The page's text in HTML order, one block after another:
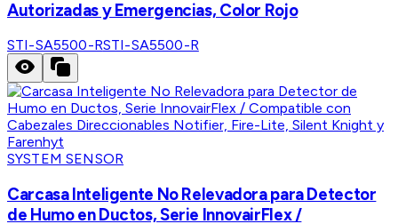
Autorizadas y Emergencias, Color Rojo
STI-SA5500-RSTI-SA5500-R
SYSTEM SENSOR
Carcasa Inteligente No Relevadora para Detector
de Humo en Ductos, Serie InnovairFlex /